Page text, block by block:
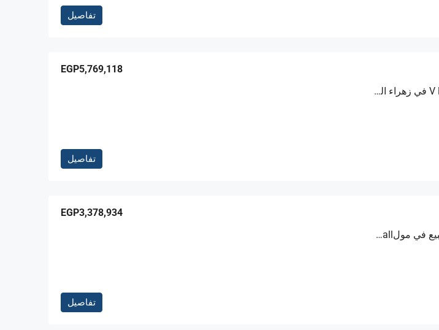
تفاصيل
امتلك عيادتك الطبية الآن في مول V Mall في زهراء المعادي – مساحة 88 متر
EGP5,769,118
تفاصيل
فرصة استثمارية رائعة: عيادات طبية للبيع في مولV Mall – مساحة 56 متر
EGP3,378,934
تفاصيل